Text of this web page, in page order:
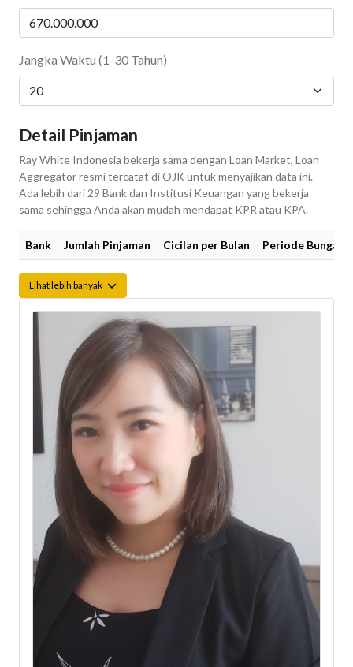
Jangka Waktu (1-30 Tahun)
Detail Pinjaman
Ray White Indonesia bekerja sama dengan Loan Market, Loan
Aggregator resmi tercatat di OJK untuk menyajikan data ini.
Ada lebih dari 29 Bank dan Institusi Keuangan yang bekerja
sama sehingga Anda akan mudah mendapat KPR atau KPA.
Bank Jumlah Pinjaman Cicilan per Bulan Periode Bunga
Lihat lebih banyak